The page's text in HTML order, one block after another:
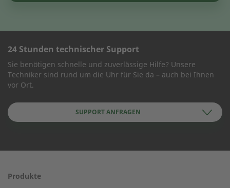
Unternehmen
Standort
Standort
Telefonnummer
KONTAKT AUFNEHMEN
Wie können wir Ihnen helfen?
24 Stunden technischer Support
Sie benötigen schnelle und zuverlässige Hilfe? Unsere
Techniker sind rund um die Uhr für Sie da – auch bei Ihnen
vor Ort.
SUPPORT ANFRAGEN
Produkte